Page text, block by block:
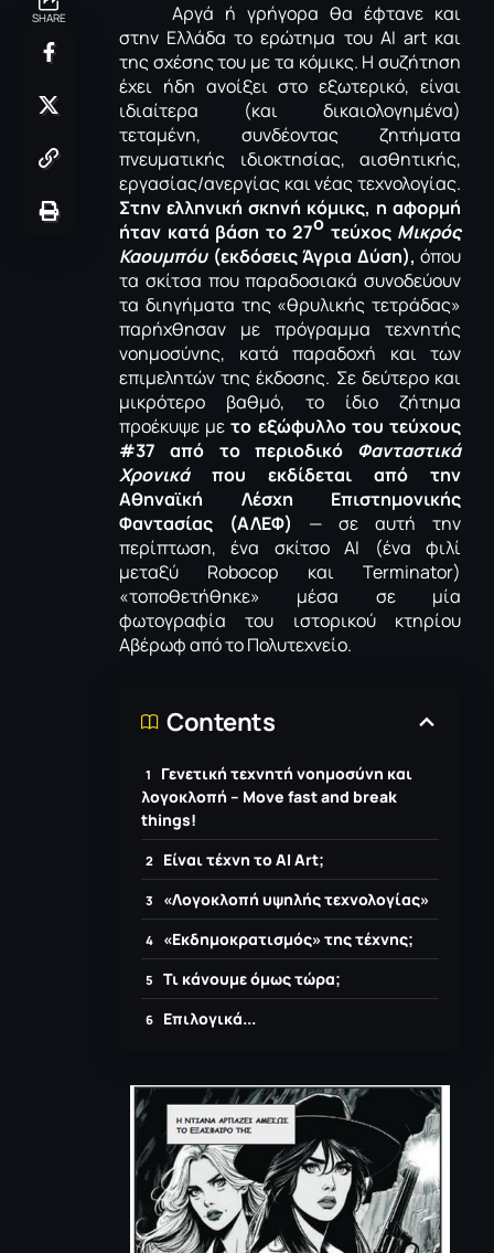
SHARE
Αργά ή γρήγορα θα έφτανε και
στην Ελλάδα το ερώτημα του ΑΙ artκαι
της σχέσης του με τα κόμικς. Η συζήτηση
έχει ήδη ανοίξει στο εξωτερικό, είναι
ιδιαίτερα (και δικαιολογημένα)
τεταμένη, συνδέοντας ζητήματα
πνευματικής ιδιοκτησίας, αισθητικής,
εργασίας/ανεργίας και νέας τεχνολογίας.
Στην ελληνική σκηνή κόμικς, η αφορμή
ήταν κατά βάση το 27ο τεύχος Μικρός
Καουμπόυ(εκδόσεις Άγρια Δύση), όπου
τα σκίτσα που παραδοσιακά συνοδεύουν
τα διηγήματα της «θρυλικής τετράδας»
παρήχθησαν με πρόγραμμα τεχνητής
νοημοσύνης, κατά παραδοχή και των
επιμελητών της έκδοσης. Σε δεύτερο και
μικρότερο βαθμό, το ίδιο ζήτημα
προέκυψε μετο εξώφυλλο του τεύχους
#37 από το περιοδικό Φανταστικά
Χρονικάπου εκδίδεται από την
Αθηναϊκή Λέσχη Επιστημονικής
Φαντασίας (ΑΛΕΦ) — σε αυτή την
περίπτωση, ένα σκίτσο ΑΙ (ένα φιλί
μεταξύ Robocop καιTerminator)
«τοποθετήθηκε» μέσα σε μία
φωτογραφία του ιστορικού κτηρίου
Αβέρωφ από το Πολυτεχνείο.
Contents
Γενετική τεχνητή νοημοσύνη και
λογοκλοπή – Move fast and break
things!
Είναι τέχνη το AI Art;
«Λογοκλοπή υψηλής τεχνολογίας»
«Εκδημοκρατισμός» της τέχνης;
Τι κάνουμε όμως τώρα;
Επιλογικά...